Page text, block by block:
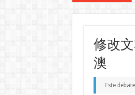
修改文
澳
Este